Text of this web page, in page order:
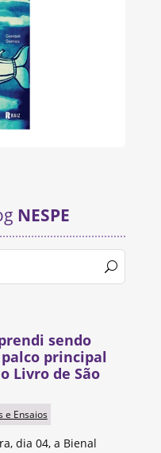
NESPE
sendo
principal
Livro de São
e Ensaios
dia 04, a Bienal